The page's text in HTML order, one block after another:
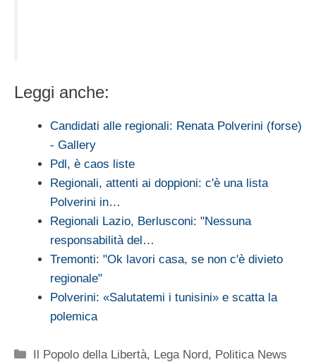
Leggi anche:
Candidati alle regionali: Renata Polverini (forse)
- Gallery
Pdl, è caos liste
Regionali, attenti ai doppioni: c'è una lista
Polverini in…
Regionali Lazio, Berlusconi: "Nessuna
responsabilità del…
Tremonti: "Ok lavori casa, se non c'è divieto
regionale"
Polverini: «Salutatemi i tunisini» e scatta la
polemica
Categorie
Il Popolo della Libertà, Lega Nord, Politica News